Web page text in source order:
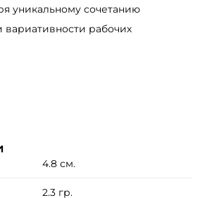
уникальному сочетанию
рабочих
воблер DUO Toto имеет две
исполнения не только
сохранить
стабильность приманки,
4.8 см.
2.3 гр.